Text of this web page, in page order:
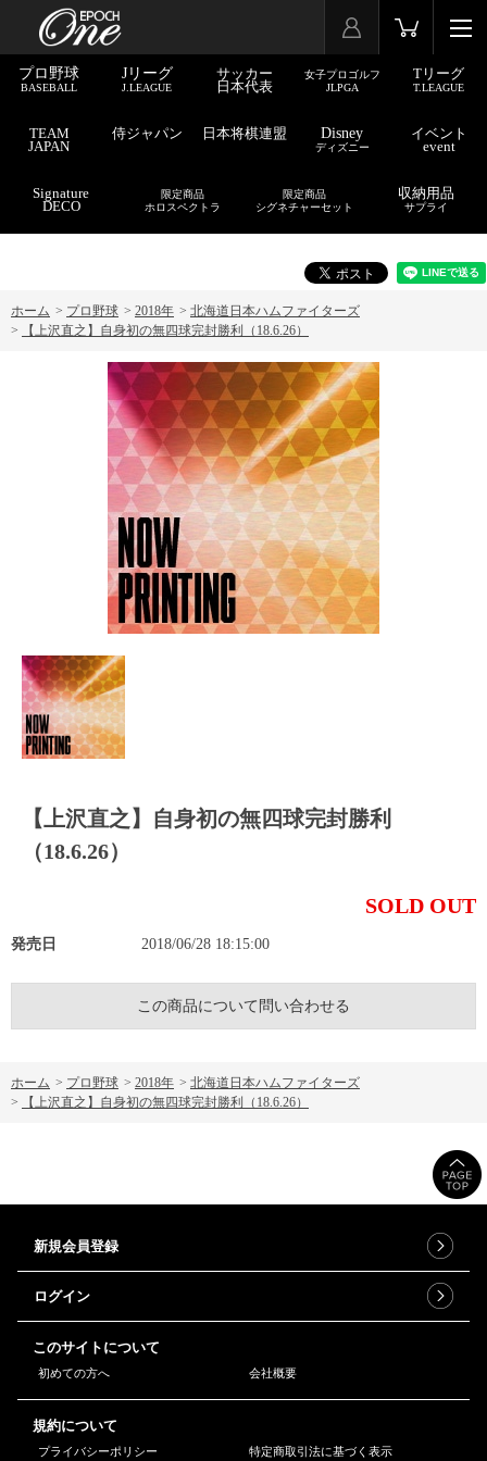
プロ野球
BASEBALL
Jリーグ
J.LEAGUE
サッカー
日本代表
女子プロゴルフ
JLPGA
Tリーグ
T.LEAGUE
TEAM
JAPAN
侍ジャパン 日本将棋連盟 Disney
ディズニー
イベント
event
Signature
DECO
限定商品
ホロスペクトラ
限定商品
シグネチャーセット
収納用品
サプライ
ホーム > プロ野球 > 2018年 > 北海道日本ハムファイターズ
>
【上沢直之】自身初の無四球完封勝利（18.6.26）
【上沢直之】自身初の無四球完封勝利
（18.6.26）
SOLD OUT
発売日 2018/06/28 18:15:00
この商品について問い合わせる
ホーム > プロ野球 > 2018年 > 北海道日本ハムファイターズ
>
【上沢直之】自身初の無四球完封勝利（18.6.26）
新規会員登録
ログイン
このサイトについて
初めての方へ 会社概要
規約について
プライバシーポリシー 特定商取引法に基づく表示